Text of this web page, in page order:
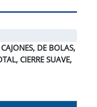
DE BOLAS,
CIERRE SUAVE,